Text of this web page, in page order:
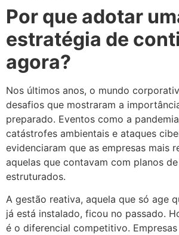
Por que adotar
estratégia de
agora?
Nos últimos anos, o mundo
desafios que mostraram a
preparado. Eventos como a
catástrofes ambientais e ataques
evidenciaram que as empresas mais
aquelas que contavam com planos
estruturados.
A gestão reativa, aquela que só age
já está instalado, ficou no passado.
é o diferencial competitivo.